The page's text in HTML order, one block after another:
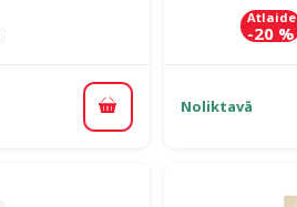
cena
Pievienot grozam
Atlaide
-20 %
Noliktavā